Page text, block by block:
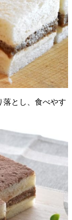
落とし、食べやす